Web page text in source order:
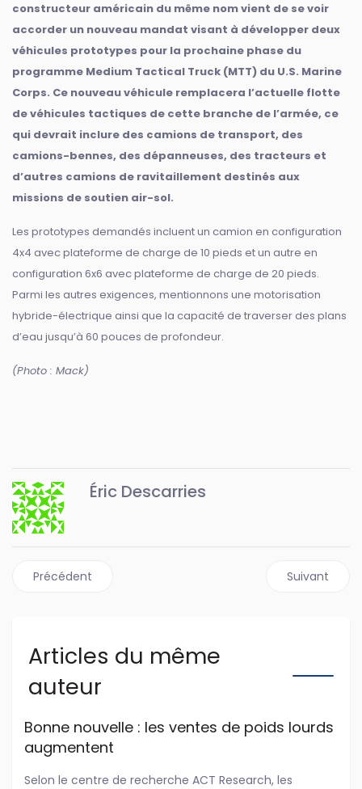
constructeur américain du même nom vient de se voir
accorder un nouveau mandat visant à développer deux
véhicules prototypes pour la prochaine phase du
programme Medium Tactical Truck (MTT) du U.S. Marine
Corps. Ce nouveau véhicule remplacera l’actuelle flotte
de véhicules tactiques de cette branche de l’armée, ce
qui devrait inclure des camions de transport, des
camions-bennes, des dépanneuses, des tracteurs et
d’autres camions de ravitaillement destinés aux
missions de soutien air-sol.
Les prototypes demandés incluent un camion en configuration
4x4 avec plateforme de charge de 10 pieds et un autre en
configuration 6x6 avec plateforme de charge de 20 pieds.
Parmi les autres exigences, mentionnons une motorisation
hybride-électrique ainsi que la capacité de traverser des plans
d’eau jusqu’à 60 pouces de profondeur.
(Photo : Mack)
Éric Descarries
Article précédent : Renault présente un camion
Précédent Article
Suivant
Articles du même
auteur
Bonne nouvelle : les ventes de poids lourds
augmentent
Selon le centre de recherche ACT Research, les